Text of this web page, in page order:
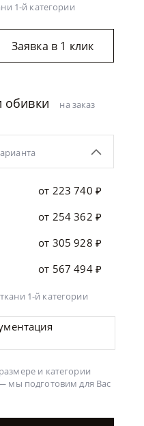
1-й категории
Заявка в 1 клик
обивки на заказ
от 223 740 ₽
от 254 362 ₽
от 305 928 ₽
от 567 494 ₽
1-й категории
и категории
мы подготовим для Вас